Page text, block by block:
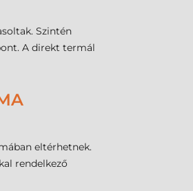
Szintén
A direkt termál
eltérhetnek.
rendelkező